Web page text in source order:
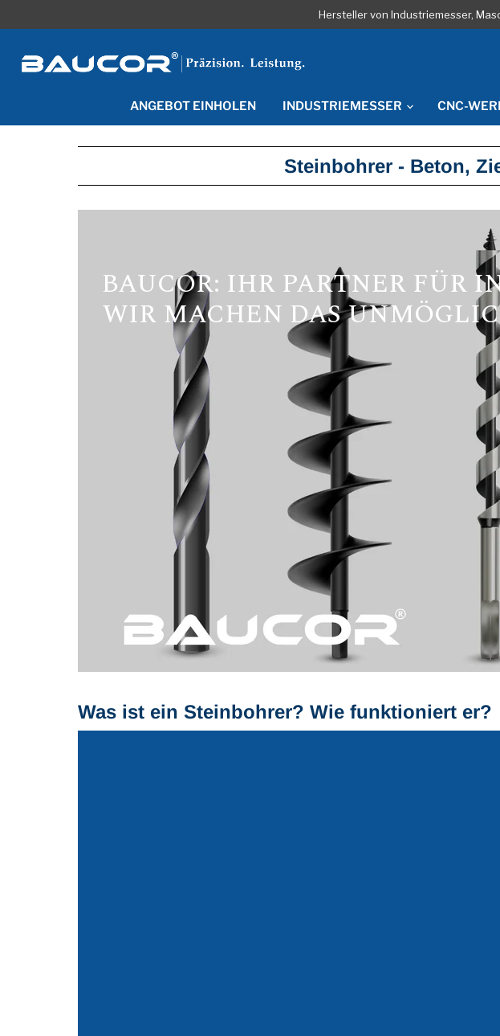
Hersteller von Industriemesser,
ANGEBOT EINHOLEN INDUSTRIEMESSER CNC-
Steinbohrer - Beton,
BAUCOR: IHR PARTNER FÜR
WIR MACHEN DAS
Was ist ein Steinbohrer? Wie funktioniert er?